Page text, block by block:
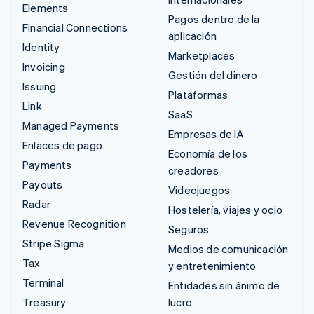
Elements
Financial Connections
Identity
Invoicing
Issuing
Link
Managed Payments
Enlaces de pago
Payments
Payouts
Radar
Revenue Recognition
Stripe Sigma
Tax
Terminal
Treasury
Pagos dentro de la
aplicación
Marketplaces
Gestión del dinero
Plataformas
SaaS
Empresas de IA
Economía de los
creadores
Videojuegos
Hostelería, viajes y ocio
Seguros
Medios de comunicación
y entretenimiento
Entidades sin ánimo de
lucro